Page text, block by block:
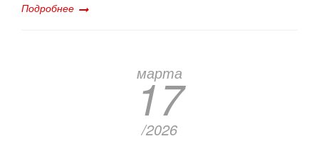
Подробнее
марта
17
/2026